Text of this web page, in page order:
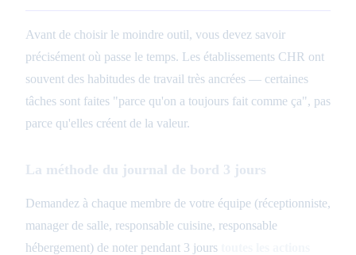
Avant de choisir le moindre outil, vous devez savoir
précisément où passe le temps. Les établissements CHR ont
souvent des habitudes de travail très ancrées — certaines
tâches sont faites "parce qu'on a toujours fait comme ça", pas
parce qu'elles créent de la valeur.
La méthode du journal de bord 3 jours
Demandez à chaque membre de votre équipe (réceptionniste,
manager de salle, responsable cuisine, responsable
hébergement) de noter pendant 3 jours